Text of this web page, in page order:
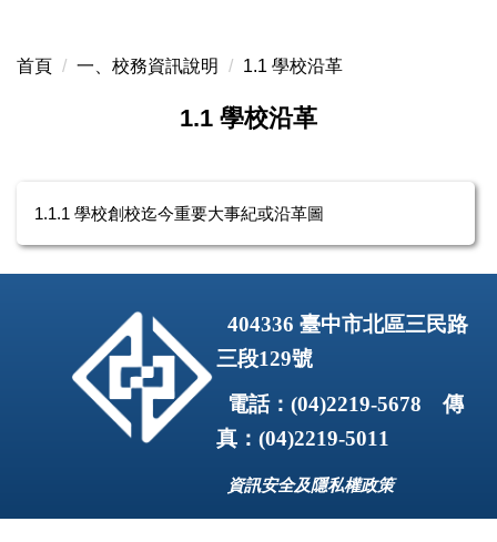
主
首頁 一、校務資訊說明 1.1 學校沿革
1.1 學校沿革
1.1.1 學校創校迄今重要大事紀或沿革圖
404336 臺中市北區三民路
三段129號
電話： (04)2219-5678 傳
真： (04)2219-5011
資訊安全及隱私權政策